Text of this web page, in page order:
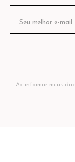
Ao informar meus